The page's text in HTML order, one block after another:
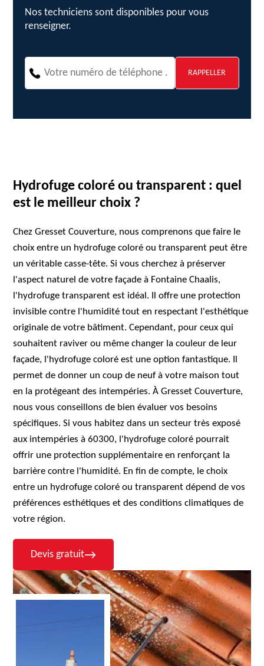
Nos techniciens sont disponibles pour vous
renseigner.
Hydrofuge coloré ou transparent : quel
est le meilleur choix ?
Chez Gresset Couverture, nous comprenons que faire le
choix entre un hydrofuge coloré ou transparent peut être
un véritable casse-tête. Si vous cherchez à préserver
l'aspect naturel de votre façade à Fontaine Chaalis,
l'hydrofuge transparent est idéal. Il offre une protection
invisible contre l'humidité tout en respectant l'esthétique
originale de votre bâtiment. Cependant, pour ceux qui
souhaitent raviver ou même changer la couleur de leur
façade, l'hydrofuge coloré est une option fantastique. Il
permet de donner un coup de neuf à votre maison tout
en la protégeant des intempéries. À Gresset Couverture,
nous vous conseillons de bien évaluer vos besoins
spécifiques. Si vous habitez dans un secteur très exposé
aux intempéries à 60300, l'hydrofuge coloré pourrait
offrir une protection supplémentaire en renforçant la
barrière contre l'humidité. En fin de compte, le choix
entre un hydrofuge coloré ou transparent dépend de vos
préférences esthétiques et des conditions climatiques de
votre région.
Devis gratuit